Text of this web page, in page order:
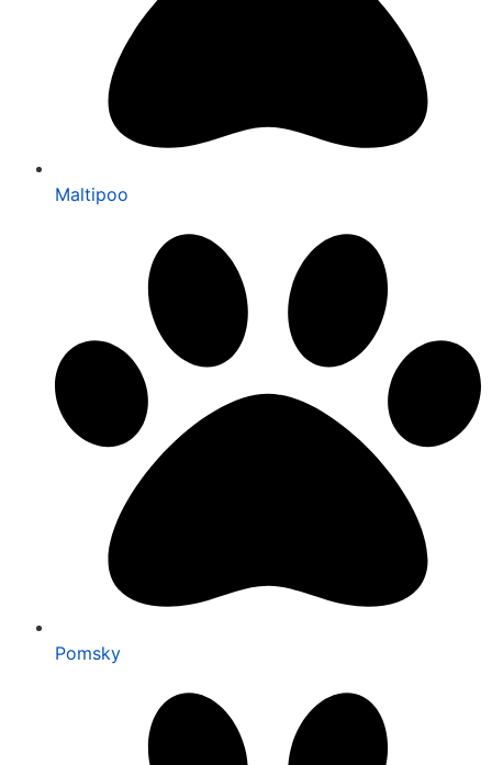
Maltipoo
Pomsky